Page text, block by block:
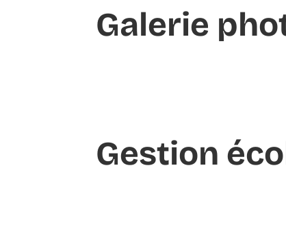
Galerie
Gestion